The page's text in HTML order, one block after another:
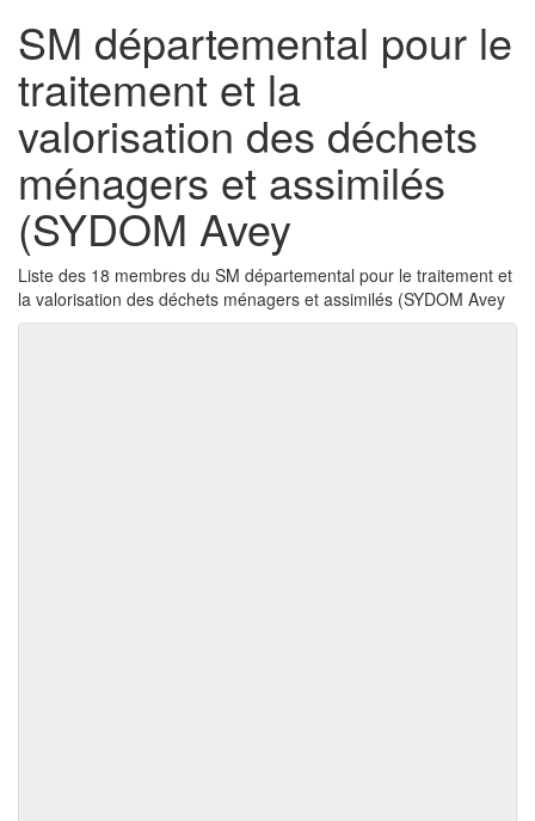
SM départemental pour le
traitement et la
valorisation des déchets
ménagers et assimilés
(SYDOM Avey
Liste des 18 membres du SM départemental pour le traitement et
la valorisation des déchets ménagers et assimilés (SYDOM Avey